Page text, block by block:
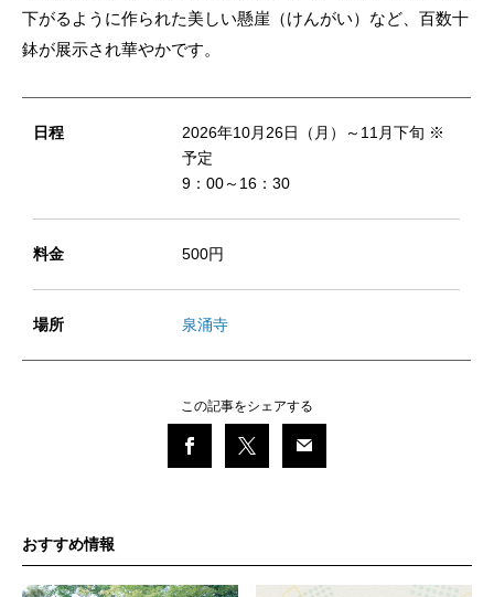
下がるように作られた美しい懸崖（けんがい）など、百数十
鉢が展示され華やかです。
日程
2026年10月26日（月）～11月下旬 ※
予定
9：00～16：30
料金 500円
場所 泉涌寺
この記事をシェアする
おすすめ情報